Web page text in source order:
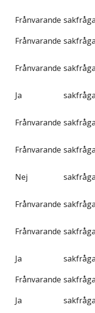
Frånvarande
Frånvarande
Frånvarande
Ja
Frånvarande
Frånvarande
Nej
Frånvarande
Frånvarande
Ja
Frånvarande
Ja